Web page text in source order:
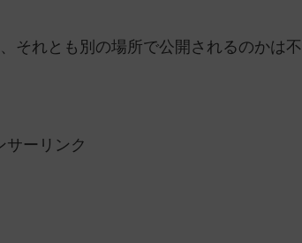
それとも別の場所で公開されるのかは不
サーリンク